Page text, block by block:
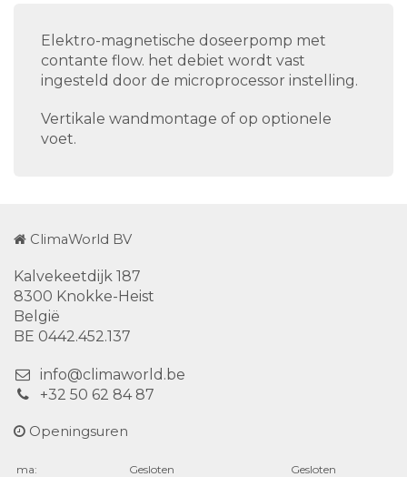
Elektro-magnetische doseerpomp met
contante flow. het debiet wordt vast
ingesteld door de microprocessor instelling.
Vertikale wandmontage of op optionele
voet.
ClimaWorld BV
Kalvekeetdijk 187
8300 Knokke-Heist
België
BE 0442.452.137
info@climaworld.be
+32 50 62 84 87
Openingsuren
ma: Gesloten Gesloten